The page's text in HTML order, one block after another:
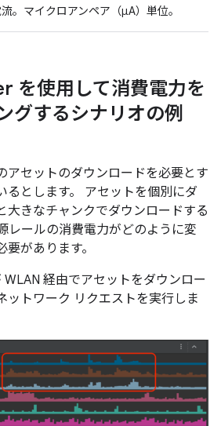
。マイクロアンペア（μA）単位。
を使用して消費電力を
グするシナリオの例
アセットのダウンロードを必要とす
るとします。 アセットを個別にダ
大きなチャンクでダウンロードする
レールの消費電力がどのように変
があります。
WLAN 経由でアセットをダウンロー
ットワーク リクエストを実行しま